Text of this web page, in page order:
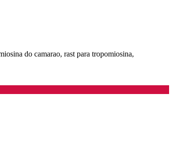
do camarao, rast para tropomiosina,